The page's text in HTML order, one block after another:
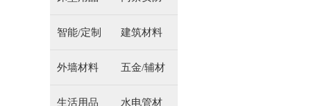
智能/定制 建筑材料
外墙材料 五金/辅材
生活用品 水电管材